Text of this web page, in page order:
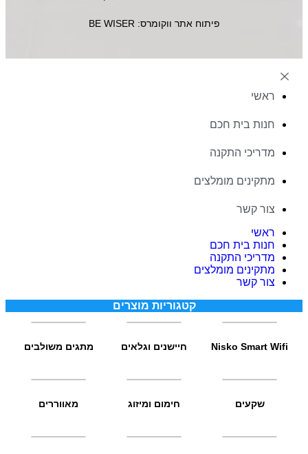
פיתוח אתר ווקומרס: BE WISER
ראשי
חנות בית חכם
מדריכי התקנה
מתקינים מומלצים
צור קשר
ראשי
חנות בית חכם
מדריכי התקנה
מתקינים מומלצים
צור קשר
קטגוריות מוצרים
Nisko Smart Wifi חיישנים וגלאים מתגים משולבים
שקעים חימום ומיזוג מאווררים